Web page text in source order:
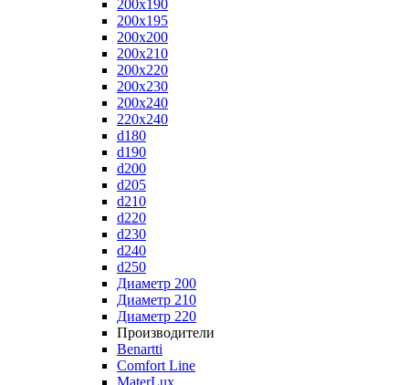
200x190
200x195
200x200
200x210
200x220
200x230
200x240
220x240
d180
d190
d200
d205
d210
d220
d230
d240
d250
Диаметр 200
Диаметр 210
Диаметр 220
Производители
Benartti
Comfort Line
MaterLux